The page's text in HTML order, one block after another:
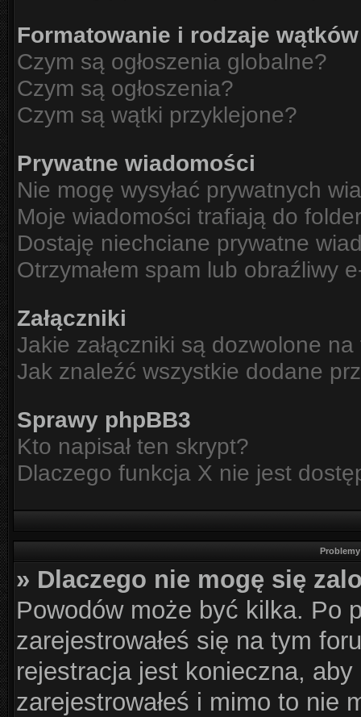
Formatowanie i rodzaje wątków
Czym są ogłoszenia globalne?
Czym są ogłoszenia?
Czym są wątki przyklejone?
Prywatne wiadomości
Nie mogę wysyłać prywatnych
Moje wiadomości trafiają do
Dostaję niechciane prywatne
Otrzymałem spam lub obraźliwy
Załączniki
Jakie załączniki są dozwolone
Jak znaleźć wszystkie dodane
Sprawy phpBB3
Kto napisał ten skrypt?
Dlaczego funkcja X nie jest
» Dlaczego nie mogę się
Powodów może być kilka. Po
zarejestrowałeś się na tym
rejestracja jest konieczna,
zarejestrowałeś i mimo to nie